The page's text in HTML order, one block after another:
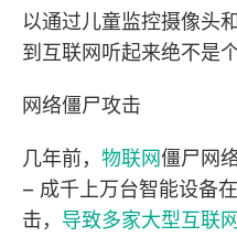
以通过儿童监控摄像头
到互联网听起来绝不是
网络僵尸攻击
几年前， 物联网僵尸网
– 成千上万台智能设备
击， 导致多家大型互联